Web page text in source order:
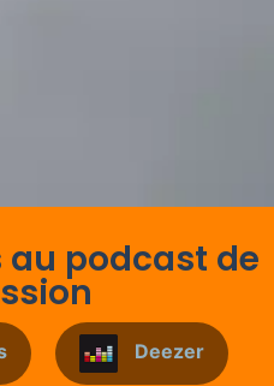
podcast de
Deezer